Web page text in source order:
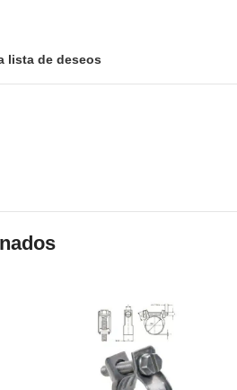
lista de deseos